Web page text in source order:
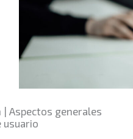
| Aspectos generales
usuario